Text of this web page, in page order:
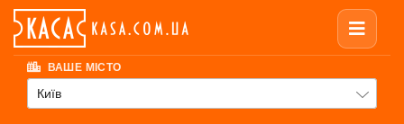
ВАШЕ МІСТО
Київ